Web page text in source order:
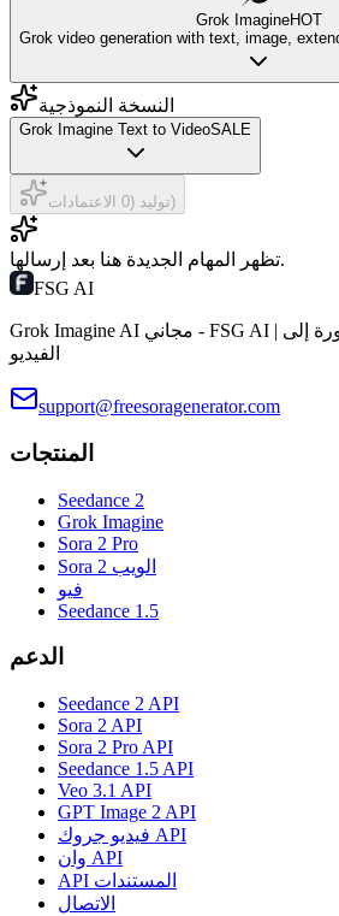
Grok ImagineHOT
Grok video generation with text, image,
النسخة النموذجية
Grok Imagine Text to VideoSALE
توليد (0 الاعتمادات)
تظهر المهام الجديدة هنا بعد إرسالها.
FSG AI
Grok Imagine AI مجاني - FSG AI | النص إلى الفيديو والصورة إلى
الفيديو
support@freesoragenerator.com
المنتجات
Seedance 2
Grok Imagine
Sora 2 Pro
Sora 2 الويب
فيو
Seedance 1.5
الدعم
Seedance 2 API
Sora 2 API
Sora 2 Pro API
Seedance 1.5 API
Veo 3.1 API
GPT Image 2 API
فيديو جروك API
وان API
API المستندات
الاتصال